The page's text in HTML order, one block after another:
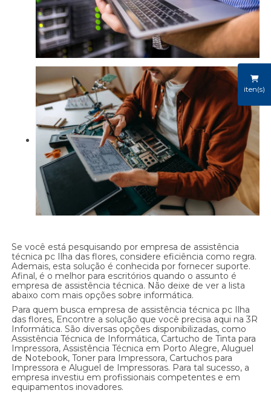
iten(s)
Se você está pesquisando por empresa de assistência
técnica pc Ilha das flores, considere eficiência como regra.
Ademais, esta solução é conhecida por fornecer suporte.
Afinal, é o melhor para escritórios quando o assunto é
empresa de assistência técnica. Não deixe de ver a lista
abaixo com mais opções sobre informática.
Para quem busca empresa de assistência técnica pc Ilha
das flores, Encontre a solução que você precisa aqui na 3R
Informática. São diversas opções disponibilizadas, como
Assistência Técnica de Informática, Cartucho de Tinta para
Impressora, Assistência Técnica em Porto Alegre, Aluguel
de Notebook, Toner para Impressora, Cartuchos para
Impressora e Aluguel de Impressoras. Para tal sucesso, a
empresa investiu em profissionais competentes e em
equipamentos inovadores.